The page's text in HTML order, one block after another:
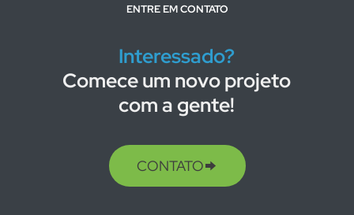
ENTRE EM CONTATO
Interessado?
Comece um novo projeto
com a gente!
CONTATO